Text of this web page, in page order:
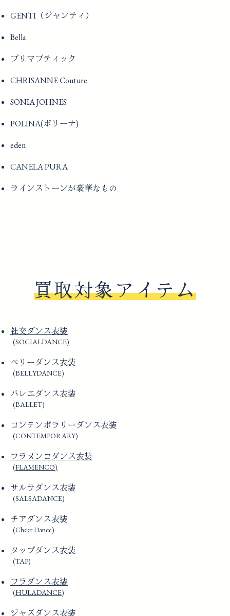
GENTI（ジャンティ）
Bella
プリマブティック
CHRISANNE Couture
SONIA JOHNES
POLINA(ポリーナ)
eden
CANELA PURA
ラインストーンが豪華なもの
買取対象アイテム
社交ダンス衣装
(SOCIALDANCE)
ベリーダンス衣装
(BELLYDANCE)
バレエダンス衣装
(BALLET)
コンテンポラリーダンス衣装
(CONTEMPORARY)
フラメンコダンス衣装
(FLAMENCO)
サルサダンス衣装
(SALSADANCE)
チアダンス衣装
(Cheer Dance)
タップダンス衣装
(TAP)
フラダンス衣装
(HULADANCE)
ジャズダンス衣装